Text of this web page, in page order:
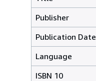
Publisher
Publication Date
Language
ISBN 10